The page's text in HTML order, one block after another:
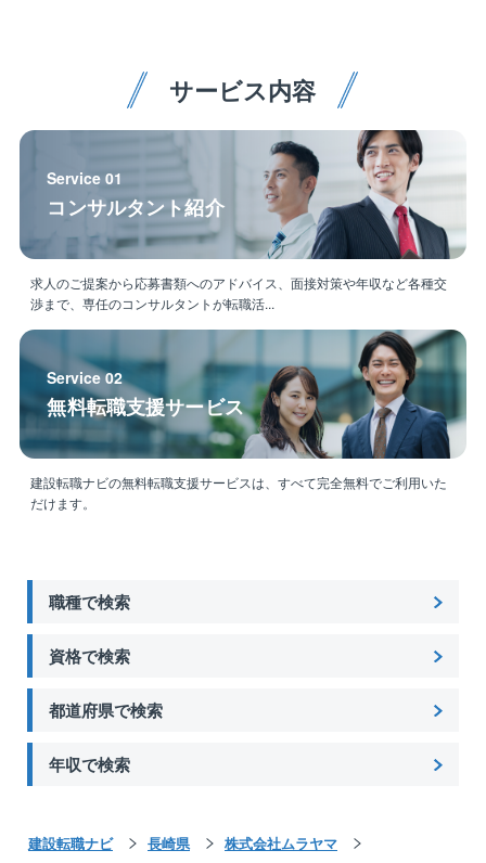
サービス内容
Service 01
コンサルタント紹介
求人のご提案から応募書類へのアドバイス、面接対策や年収など各種交
渉まで、専任のコンサルタントが転職活...
Service 02
無料転職支援サービス
建設転職ナビの無料転職支援サービスは、すべて完全無料でご利用いた
だけます。
職種で検索
資格で検索
都道府県で検索
年収で検索
建設転職ナビ 長崎県
株式会社ムラヤマ